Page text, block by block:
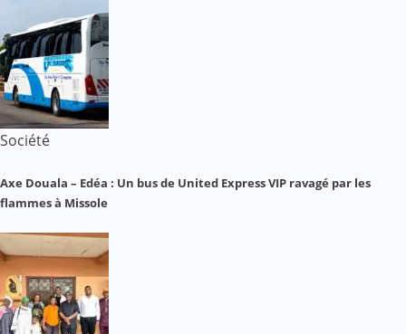
Société
Axe Douala – Edéa : Un bus de United Express VIP ravagé par les
flammes à Missole